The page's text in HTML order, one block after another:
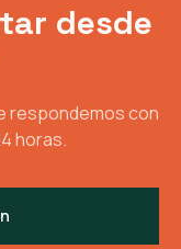
desde
respondemos con
horas.